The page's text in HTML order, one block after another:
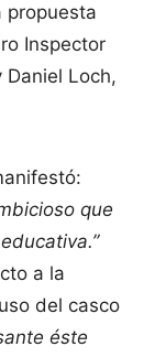
propuesta
Inspector
Daniel Loch,
que
a la
del casco
éste